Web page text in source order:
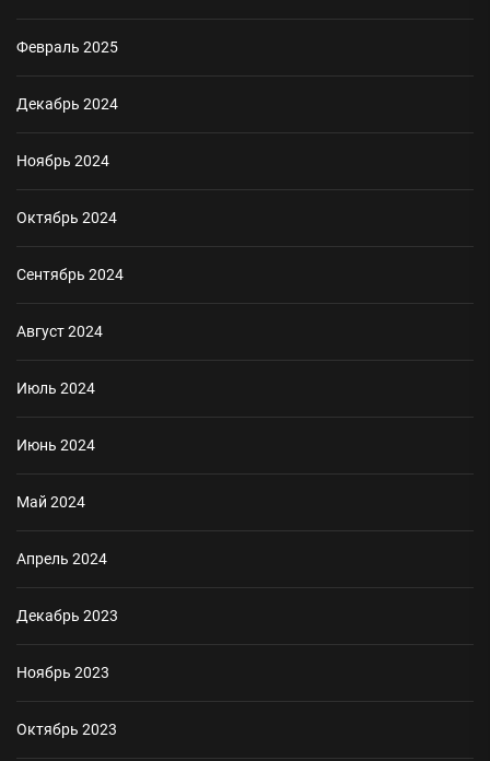
Февраль 2025
Декабрь 2024
Ноябрь 2024
Октябрь 2024
Сентябрь 2024
Август 2024
Июль 2024
Июнь 2024
Май 2024
Апрель 2024
Декабрь 2023
Ноябрь 2023
Октябрь 2023